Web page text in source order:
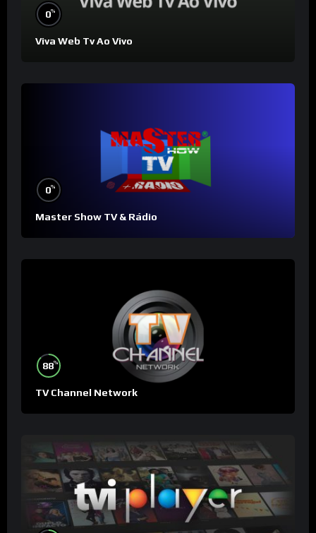
0%
Viva Web Tv Ao Vivo
0%
Master Show TV & Rádio
88%
TV Channel Network